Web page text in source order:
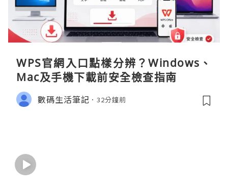
WPS官網入口點樣分辨？Windows、
Mac及手機下載前安全檢查指南
數碼生活筆記 32分鐘前